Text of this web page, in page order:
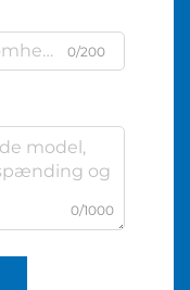
0/200
0/1000